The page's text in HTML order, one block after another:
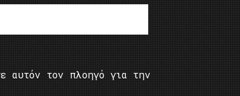
αυτόν τον πλοηγό για την